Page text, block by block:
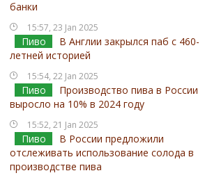
банки
15:57, 23 Jan 2025
Пиво
В Англии закрылся паб с 460-
летней историей
15:54, 22 Jan 2025
Пиво
Производство пива в России
выросло на 10% в 2024 году
15:52, 21 Jan 2025
Пиво
В России предложили
отслеживать использование солода в
производстве пива